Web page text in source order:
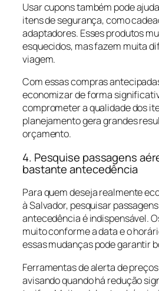
Usar cupons também pode
itens de segurança, como
adaptadores. Esses produtos
esquecidos, mas fazem muita
viagem.
Com essas compras
economizar de forma
comprometer a qualidade dos
planejamento gera grandes
orçamento.
4. Pesquise passagens
bastante antecedência
Para quem deseja realmente
à Salvador, pesquisar
antecedência é indispensável.
muito conforme a data e o
essas mudanças pode garantir
Ferramentas de alerta de
avisando quando há redução